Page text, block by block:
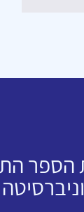
הספר